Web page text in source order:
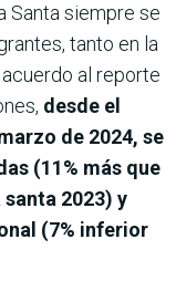
Santa siempre se
tanto en la
al reporte
desde el
de 2024, se
(11% más que
2023) y
(7% inferior